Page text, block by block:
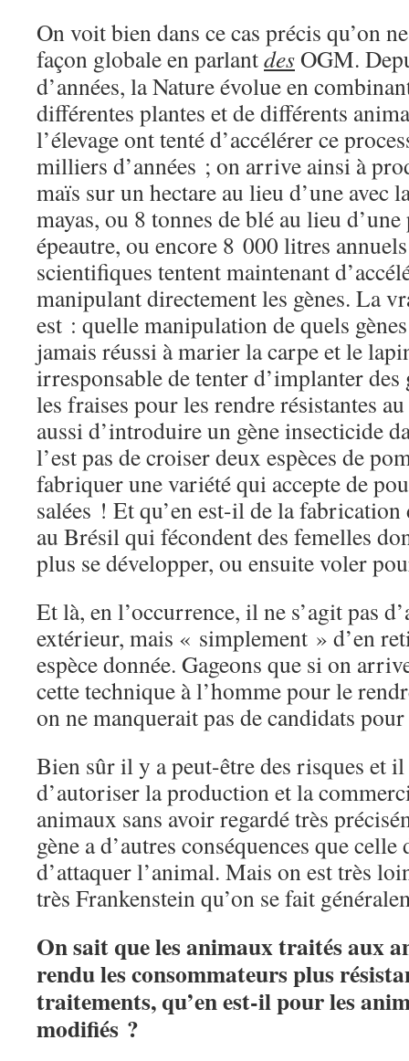
On voit bien dans ce cas précis qu’on
façon globale en parlantdesOGM.
d’années, la Nature évolue en
différentes plantes et de différents
l’élevage ont tenté d’accélérer ce
milliers d’années ; on arrive ainsi à
maïs sur un hectare au lieu d’une avec
mayas, ou 8 tonnes de blé au lieu
épeautre, ou encore 8 000 litres
scientifiques tentent maintenant
manipulant directement les gènes. La
est : quelle manipulation de quels
jamais réussi à marier la carpe et le
irresponsable de tenter d’implanter des
les fraises pour les rendre résistantes
aussi d’introduire un gène insecticide
l’est pas de croiser deux espèces de
fabriquer une variété qui accepte de
salées ! Et qu’en est-il de la fabrication
au Brésil qui fécondent des femelles
plus se développer, ou ensuite voler
Et là, en l’occurrence, il ne s’agit pas
extérieur, mais « simplement » d’en
espèce donnée. Gageons que si on
cette technique à l’homme pour le
on ne manquerait pas de candidats
Bien sûr il y a peut-être des risques et il
d’autoriser la production et la
animaux sans avoir regardé très
gène a d’autres conséquences que
d’attaquer l’animal. Mais on est très
très Frankenstein qu’on se fait
On sait que les animaux traités aux
rendu les consommateurs plus
traitements, qu’en est-il pour les
modifiés ?